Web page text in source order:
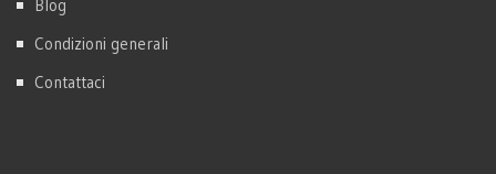
Blog
Condizioni generali
Contattaci